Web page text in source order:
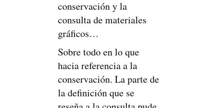
conservación y la
consulta de materiales
gráficos…
Sobre todo en lo que
hacia referencia a la
conservación. La parte de
la definición que se